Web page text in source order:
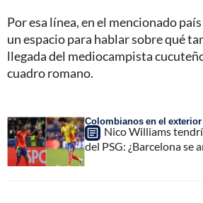
Por esa línea, en el mencionado
un espacio para hablar sobre qué
llegada del mediocampista
cuadro romano.
Colombianos en el exterior
Nico Williams
del PSG: ¿Barcelona se